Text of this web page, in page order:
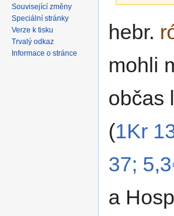
nana
hebr.
mohli
občas
(1Kr
37; 5,3
a
Související změny
Speciální stránky
Verze k tisku
Trvalý odkaz
Informace o stránce